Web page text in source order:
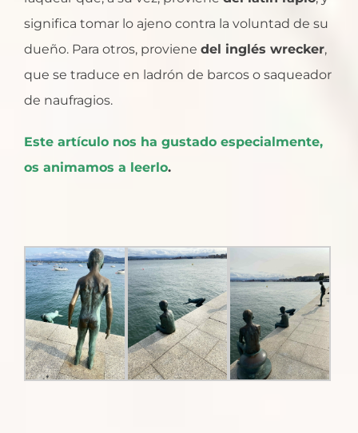
significa tomar lo ajeno contra la voluntad de su
dueño. Para otros, proviene del inglés wrecker,
que se traduce en ladrón de barcos o saqueador
de naufragios.
Este artículo nos ha gustado especialmente,
os animamos a leerlo.